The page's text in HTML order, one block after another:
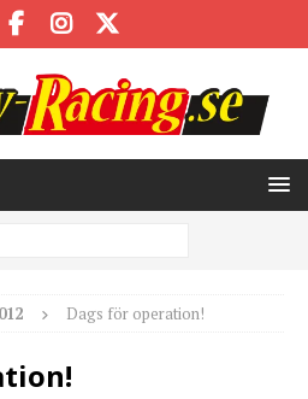
Dags för operation!